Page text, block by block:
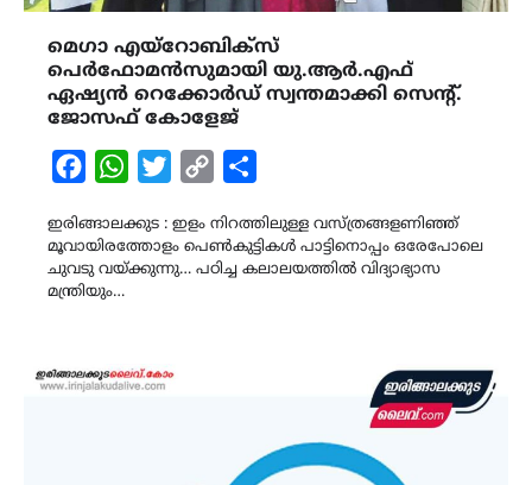
മെഗാ എയ്റോബിക്സ്
പെർഫോമൻസുമായി യു.ആർ.എഫ്
ഏഷ്യൻ റെക്കോർഡ് സ്വന്തമാക്കി സെൻ്റ്.
ജോസഫ് കോളേജ്
FacebookWhatsAppTwitterCopy
ഇരിങ്ങാലക്കുട : ഇളം നിറത്തിലുള്ള വസ്ത്രങ്ങളണിഞ്ഞ്
മൂവായിരത്തോളം പെൺകുട്ടികൾ പാട്ടിനൊപ്പം ഒരേപോലെ
ചുവടു വയ്ക്കുന്നു… പഠിച്ച കലാലയത്തിൽ വിദ്യാഭ്യാസ
മന്ത്രിയും…